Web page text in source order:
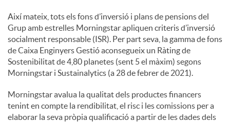
Així mateix, tots els fons d’inversió i plans de pensions del
Grup amb estrelles Morningstar apliquen criteris d’inversió
socialment responsable (ISR). Per part seva, la gamma de fons
de Caixa Enginyers Gestió aconsegueix un Ràting de
Sostenibilitat de 4,80 planetes (sent 5 el màxim) segons
Morningstar i Sustainalytics (a 28 de febrer de 2021).
Morningstar avalua la qualitat dels productes financers
tenint en compte la rendibilitat, el risc i les comissions per a
elaborar la seva pròpia qualificació a partir de les dades dels